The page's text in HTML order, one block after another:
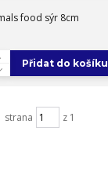
food sýr 8cm
Přidat do košíku
strana z 1